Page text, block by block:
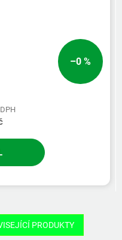
–0 %
PRODUKTY